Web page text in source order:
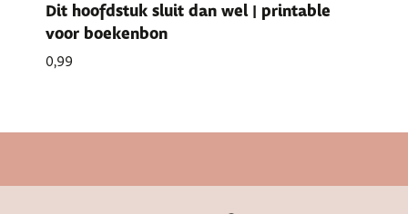
Dit hoofdstuk sluit dan wel | printable
voor boekenbon
0,99